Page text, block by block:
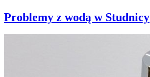
Problemy z wodą w Studnicy